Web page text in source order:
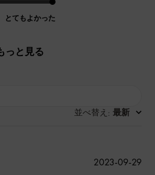
とてもよかった
っと見る
並べ替え : 最新
公
2023-09-29